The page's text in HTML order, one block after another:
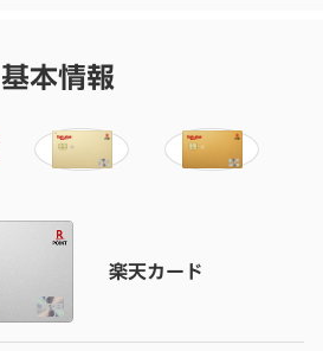
基本情報
楽天カード